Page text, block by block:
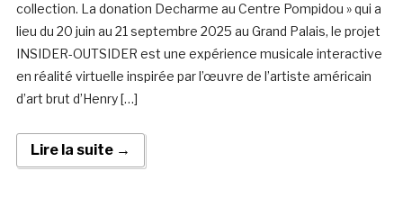
collection. La donation Decharme au Centre Pompidou » qui a
lieu du 20 juin au 21 septembre 2025 au Grand Palais, le projet
INSIDER-OUTSIDER est une expérience musicale interactive
en réalité virtuelle inspirée par l’œuvre de l’artiste américain
d’art brut d’Henry […]
Lire la suite →